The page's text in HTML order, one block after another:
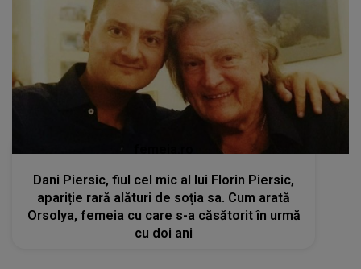
Dani Piersic, fiul cel mic al lui Florin Piersic,
apariție rară alături de soția sa. Cum arată
Orsolya, femeia cu care s-a căsătorit în urmă
cu doi ani